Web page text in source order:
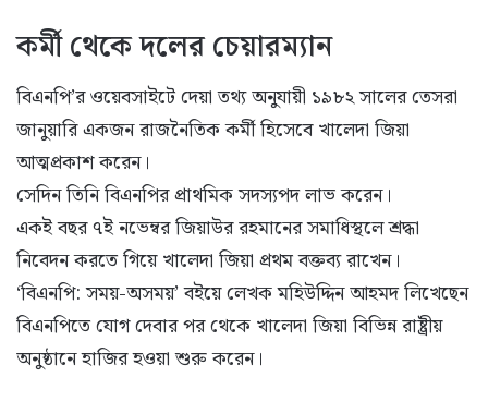
কর্মী থেকে দলের চেয়ারম্যান
বিএনপি’র ওয়েবসাইটে দেয়া তথ্য অনুযায়ী ১৯৮২ সালের তেসরা
জানুয়ারি একজন রাজনৈতিক কর্মী হিসেবে খালেদা জিয়া
আত্মপ্রকাশ করেন।
সেদিন তিনি বিএনপির প্রাথমিক সদস্যপদ লাভ করেন।
একই বছর ৭ই নভেম্বর জিয়াউর রহমানের সমাধিস্থলে শ্রদ্ধা
নিবেদন করতে গিয়ে খালেদা জিয়া প্রথম বক্তব্য রাখেন।
‘বিএনপি: সময়-অসময়’ বইয়ে লেখক মহিউদ্দিন আহমদ লিখেছেন
বিএনপিতে যোগ দেবার পর থেকে খালেদা জিয়া বিভিন্ন রাষ্ট্রীয়
অনুষ্ঠানে হাজির হওয়া শুরু করেন।